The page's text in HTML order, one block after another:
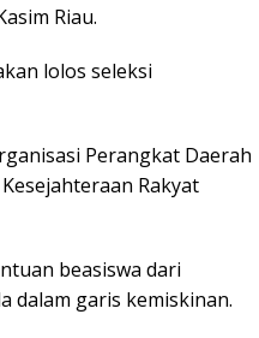
Riau.
lolos seleksi
Perangkat Daerah
Rakyat
beasiswa dari
dalam garis kemiskinan.